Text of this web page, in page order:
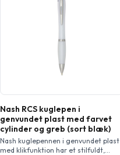
Nash RCS kuglepen i
genvundet plast med farvet
cylinder og greb (sort blæk)
Nash kuglepennen i genvundet plast
med klikfunktion har et stilfuldt,